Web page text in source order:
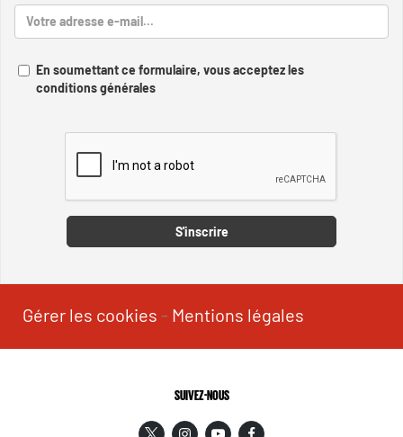
En soumettant ce formulaire, vous acceptez les
conditions générales
S'inscrire
Gérer les cookies - Mentions légales
SUIVEZ-NOUS